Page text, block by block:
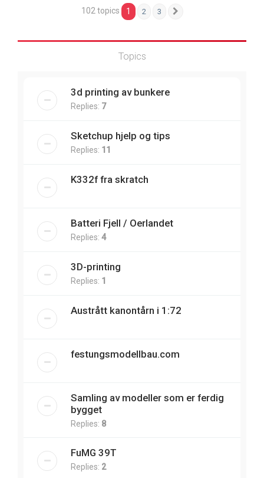
102 topics 1 2 3
Topics
3d printing av bunkere
Replies: 7
Sketchup hjelp og tips
Replies: 11
K332f fra skratch
Batteri Fjell / Oerlandet
Replies: 4
3D-printing
Replies: 1
Austrått kanontårn i 1:72
festungsmodellbau.com
Samling av modeller som er ferdig
bygget
Replies: 8
FuMG 39T
Replies: 2